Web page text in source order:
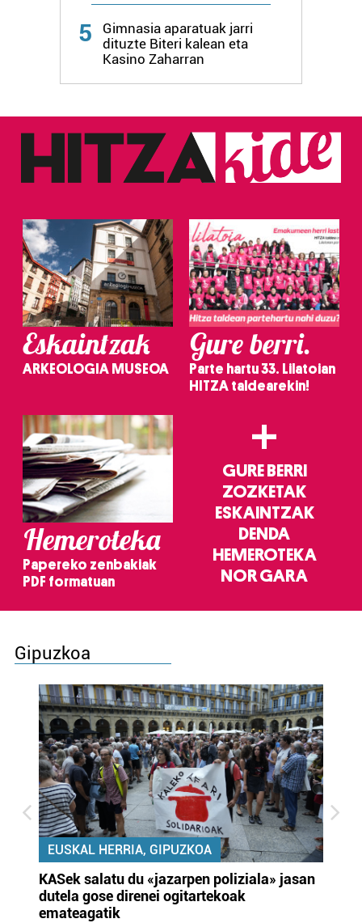
5
Gimnasia aparatuak jarri
dituzte Biteri kalean eta
Kasino Zaharran
Eskaintzak
ARKEOLOGIA MUSEOA
Gure berri.
Parte hartu 33. Lilatoian
HITZA taldearekin!
Hemeroteka
Papereko zenbakiak
PDF formatuan
+
GURE BERRI
ZOZKETAK
ESKAINTZAK
DENDA
HEMEROTEKA
NOR GARA
Gipuzkoa
EUSKAL HERRIA, GIPUZKOA
KASek salatu du «jazarpen poliziala» jasan
dutela gose direnei ogitartekoak
emateagatik